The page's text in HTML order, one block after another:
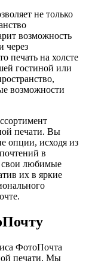
не только
возможность
через
печать на холсте
гостиной или
возможности
печати. Вы
опции, исходя из
в
свои любимые
их в яркие
ФотоПочта
печати. Мы